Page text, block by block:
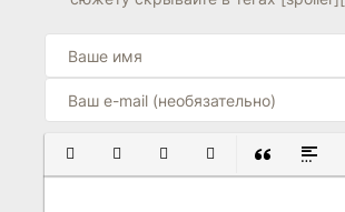
ПОЛУЖИРНЫЙ
КУРСИВПОДЧЕРКНУТЫЙ
ЗАЧЕРКНУТЫЙ
ВСТАВКА